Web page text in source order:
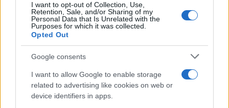
I want to opt-out of Collection, Use,
Retention, Sale, and/or Sharing of my
Personal Data that Is Unrelated with the
Purposes for which it was collected.
Opted Out
Google consents
I want to allow Google to enable storage
related to advertising like cookies on web or
device identifiers in apps.
Samsung Galaxy S26 FE: Scopri i Nuovi Colori e le
Alessandro Tassinari · 9 Ago 2026
WEEKEND